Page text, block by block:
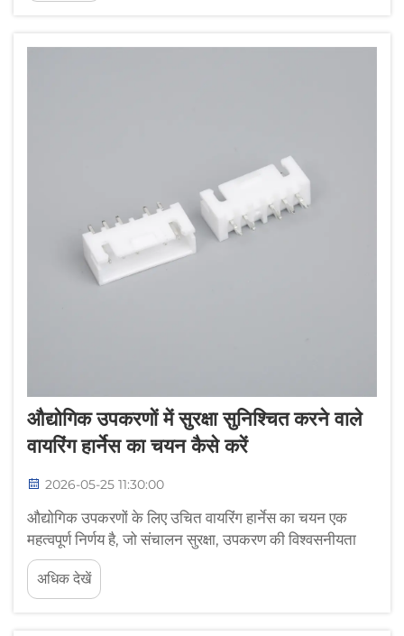
औद्योगिक उपकरणों में सुरक्षा सुनिश्चित करने वाले
वायरिंग हार्नेस का चयन कैसे करें
2026-05-25 11:30:00
औद्योगिक उपकरणों के लिए उचित वायरिंग हार्नेस का चयन एक
महत्वपूर्ण निर्णय है, जो संचालन सुरक्षा, उपकरण की विश्वसनीयता
और दीर्घकालिक रखरोट लागत को सीधे प्रभावित करता है।
औद्योगिक वातावरणों में, जहाँ मशीनरी कठोर परिस्थितियों के तहत
कार्य करती है...
अधिक देखें